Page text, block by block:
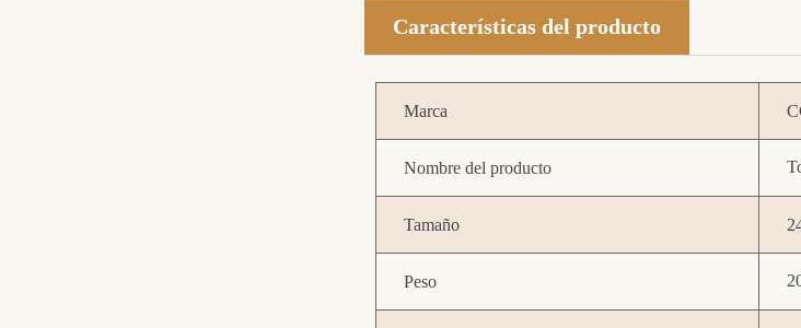
Características del producto
Marca
Nombre del producto
Tamaño
Peso